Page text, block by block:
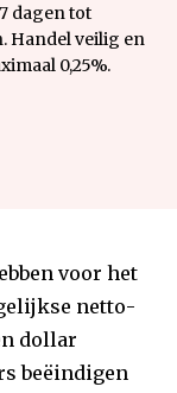
dagen tot
Handel veilig en
0,25%.
voor het
netto-
dollar
beëindigen